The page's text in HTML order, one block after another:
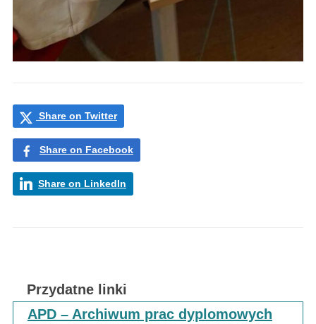
Share on Twitter
Share on Facebook
Share on LinkedIn
Przydatne linki
APD – Archiwum prac dyplomowych